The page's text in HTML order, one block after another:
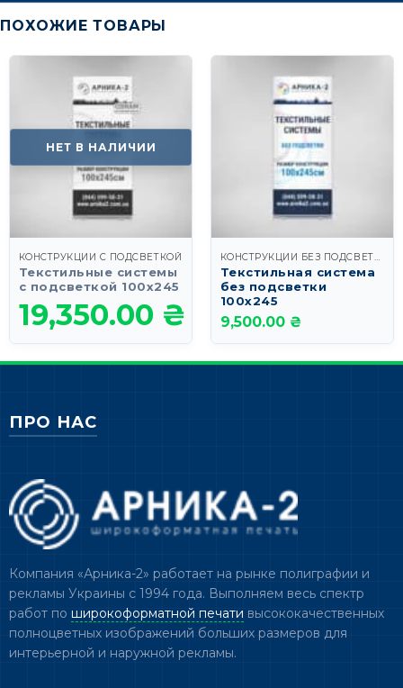
ПОХОЖИЕ ТОВАРЫ
НЕТ В НАЛИЧИИ
КОНСТРУКЦИИ С ПОДСВЕТКОЙ
Текстильные системы
с подсветкой 100х245
19,350.00 ₴
КОНСТРУКЦИИ БЕЗ ПОДСВЕТКИ
Текстильная система
без подсветки
100х245
9,500.00 ₴
ПРО НАС
Компания «Арника-2» работает на рынке полиграфии и
рекламы Украины с 1994 года. Выполняем весь спектр
работ по широкоформатной печати высококачественных
полноцветных изображений больших размеров для
интерьерной и наружной рекламы.